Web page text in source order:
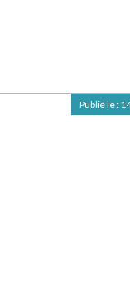
Publié le :